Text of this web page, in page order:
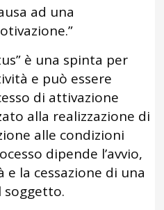
ad una
è una spinta per
e può essere
di attivazione
alla realizzazione di
alle condizioni
dipende l’avvio,
e la cessazione di una